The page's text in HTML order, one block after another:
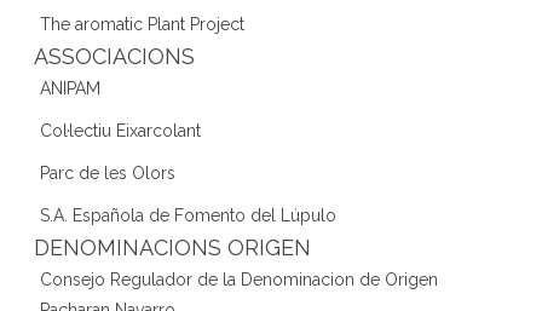
The aromatic Plant Project
ASSOCIACIONS
ANIPAM
Col·lectiu Eixarcolant
Parc de les Olors
S.A. Española de Fomento del Lúpulo
DENOMINACIONS ORIGEN
Consejo Regulador de la Denominacion de Origen